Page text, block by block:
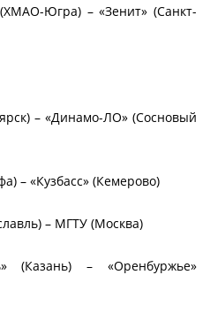
Югра) – «Зенит» (Санкт-
– «Динамо-ЛО» (Сосновый
– «Кузбасс» (Кемерово)
– МГТУ (Москва)
(Казань) – «Оренбуржье»